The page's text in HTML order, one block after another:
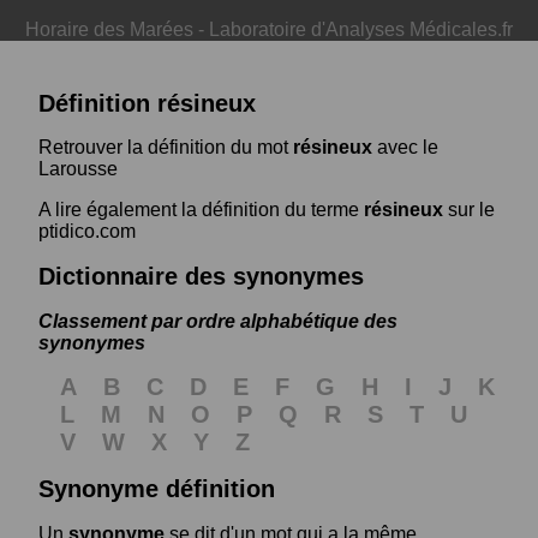
Horaire des Marées - Laboratoire d'Analyses Médicales.fr
Définition résineux
Retrouver la définition du mot résineux avec le
Larousse
A lire également la définition du terme résineux sur le
ptidico.com
Dictionnaire des synonymes
Classement par ordre alphabétique des
synonymes
A B C D E F G H I J
K
L
M N O P Q R S T
U
V
W X Y
Z
Synonyme définition
Un synonyme se dit d'un mot qui a la même